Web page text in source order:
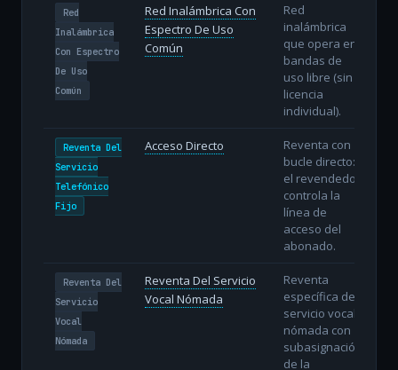
Red
Inalámbrica
Con Espectro
De Uso
Común
Red Inalámbrica Con
Espectro De Uso
Común
Red
inalámbrica
que opera en
bandas de
uso libre (sin
licencia
individual).
Reventa Del
Servicio
Telefónico
Fijo
Acceso Directo
Reventa con
bucle directo:
el revendedor
controla la
línea de
acceso del
abonado.
Reventa Del
Servicio
Vocal
Nómada
Reventa Del Servicio
Vocal Nómada
Reventa
específica del
servicio vocal
nómada con
subasignación
de la